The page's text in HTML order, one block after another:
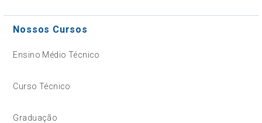
Nossos Cursos
Ensino Médio Técnico
Curso Técnico
Graduação